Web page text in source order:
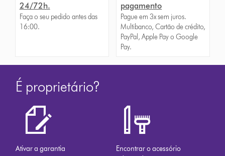
24/72h.
Faça o seu pedido antes das
16:00.
pagamento
Pague em 3x sem juros.
Multibanco, Cartão de crédito,
PayPal, Apple Pay o Google
Pay.
É proprietário?
Ativar a garantia
Encontrar o acessório